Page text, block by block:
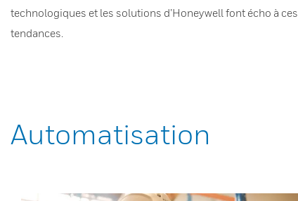
technologiques et les solutions d’Honeywell font écho à ces
tendances.
Automatisation